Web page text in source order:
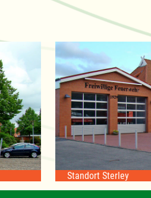
Standort Sterley